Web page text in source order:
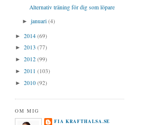
Alternativ träning för dig som löpare
► januari (4)
► 2014 (69)
► 2013 (77)
► 2012 (99)
► 2011 (103)
► 2010 (92)
OM MIG
FIA KRAFTHALSA.SE